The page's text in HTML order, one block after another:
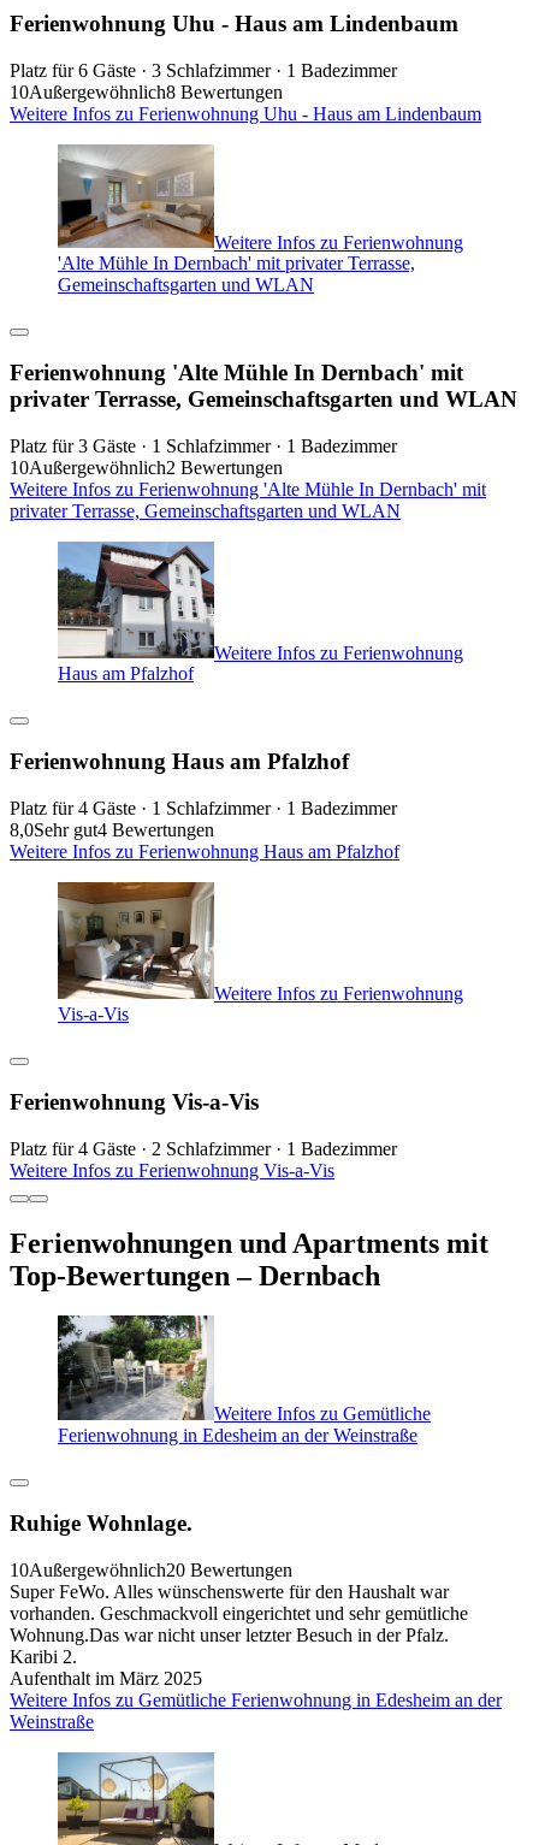
Ferienwohnung Uhu - Haus am Lindenbaum
Platz für 6 Gäste · 3 Schlafzimmer · 1 Badezimmer
10Außergewöhnlich8 Bewertungen
Weitere Infos zu Ferienwohnung Uhu - Haus am Lindenbaum
Weitere Infos zu Ferienwohnung
'Alte Mühle In Dernbach' mit privater Terrasse,
Gemeinschaftsgarten und WLAN
Ferienwohnung 'Alte Mühle In Dernbach' mit
privater Terrasse, Gemeinschaftsgarten und WLAN
Platz für 3 Gäste · 1 Schlafzimmer · 1 Badezimmer
10Außergewöhnlich2 Bewertungen
Weitere Infos zu Ferienwohnung 'Alte Mühle In Dernbach' mit
privater Terrasse, Gemeinschaftsgarten und WLAN
Weitere Infos zu Ferienwohnung
Haus am Pfalzhof
Ferienwohnung Haus am Pfalzhof
Platz für 4 Gäste · 1 Schlafzimmer · 1 Badezimmer
8,0Sehr gut4 Bewertungen
Weitere Infos zu Ferienwohnung Haus am Pfalzhof
Weitere Infos zu Ferienwohnung
Vis-a-Vis
Ferienwohnung Vis-a-Vis
Platz für 4 Gäste · 2 Schlafzimmer · 1 Badezimmer
Weitere Infos zu Ferienwohnung Vis-a-Vis
Ferienwohnungen und Apartments mit
Top-Bewertungen – Dernbach
Weitere Infos zu Gemütliche
Ferienwohnung in Edesheim an der Weinstraße
Ruhige Wohnlage.
10Außergewöhnlich20 Bewertungen
Super FeWo. Alles wünschenswerte für den Haushalt war
vorhanden. Geschmackvoll eingerichtet und sehr gemütliche
Wohnung.Das war nicht unser letzter Besuch in der Pfalz.
Karibi 2.
Aufenthalt im März 2025
Weitere Infos zu Gemütliche Ferienwohnung in Edesheim an der
Weinstraße